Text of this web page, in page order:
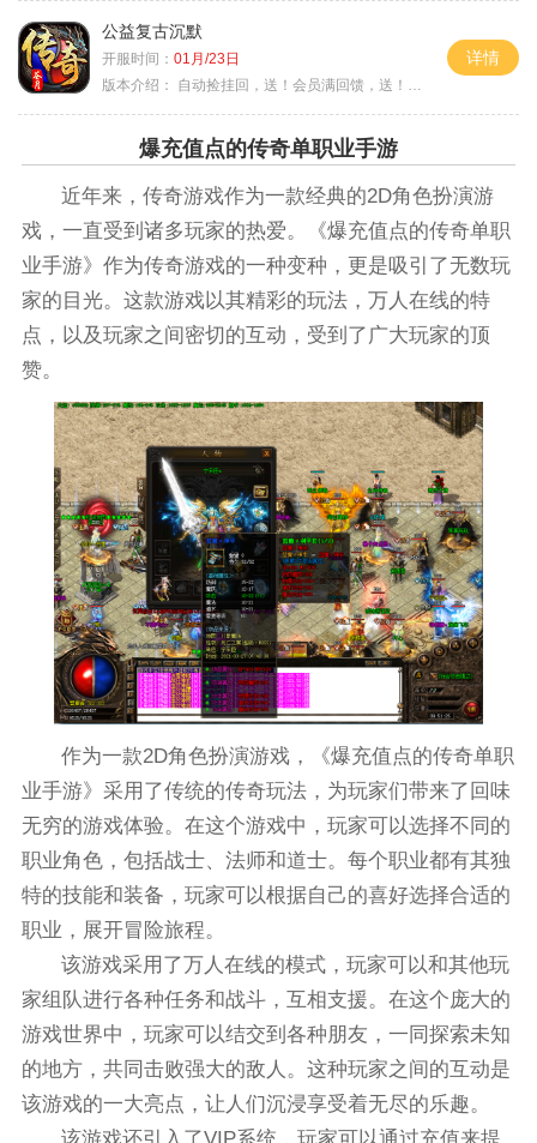
公益复古沉默
开服时间： 01月/23日
版本介绍：
自动捡挂回，送！会员满回馈，送！5天拿沙长
详情
爆充值点的传奇单职业手游
近年来，传奇游戏作为一款经典的2D角色扮演游
戏，一直受到诸多玩家的热爱。《爆充值点的传奇单职
业手游》作为传奇游戏的一种变种，更是吸引了无数玩
家的目光。这款游戏以其精彩的玩法，万人在线的特
点，以及玩家之间密切的互动，受到了广大玩家的顶
赞。
作为一款2D角色扮演游戏，《爆充值点的传奇单职
业手游》采用了传统的传奇玩法，为玩家们带来了回味
无穷的游戏体验。在这个游戏中，玩家可以选择不同的
职业角色，包括战士、法师和道士。每个职业都有其独
特的技能和装备，玩家可以根据自己的喜好选择合适的
职业，展开冒险旅程。
该游戏采用了万人在线的模式，玩家可以和其他玩
家组队进行各种任务和战斗，互相支援。在这个庞大的
游戏世界中，玩家可以结交到各种朋友，一同探索未知
的地方，共同击败强大的敌人。这种玩家之间的互动是
该游戏的一大亮点，让人们沉浸享受着无尽的乐趣。